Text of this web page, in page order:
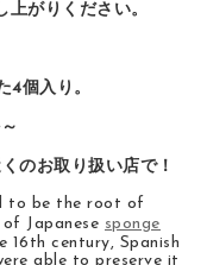
がりください。
4個入り。
のお取り扱い店で！
to be the root of
Japanese sponge
16th century, Spanish
able to preserve it